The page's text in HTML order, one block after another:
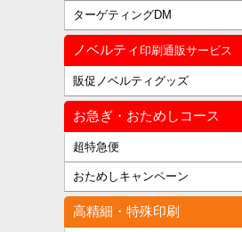
ターゲティングDM
ノベルティ 印刷通販サービス
販促ノベルティグッズ
お急ぎ・おためしコース
超特急便
おためしキャンペーン
高精細・特殊印刷